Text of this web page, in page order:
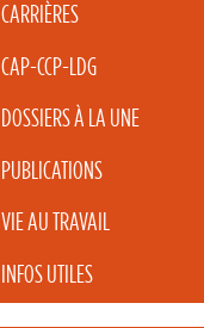
CARRIÈRES
CAP-CCP-LDG
DOSSIERS À LA UNE
PUBLICATIONS
VIE AU TRAVAIL
INFOS UTILES